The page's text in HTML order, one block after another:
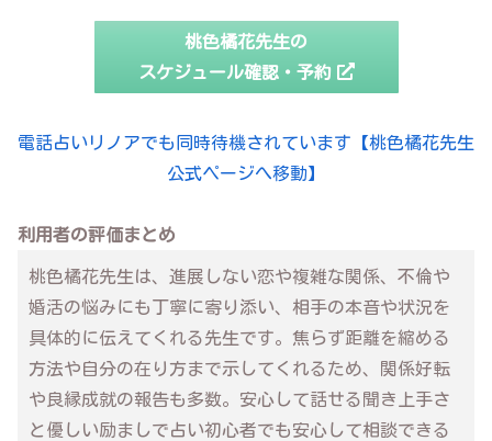
桃色橘花先生の
スケジュール確認・予約
電話占いリノアでも同時待機されています【桃色橘花先生
公式ページへ移動】
利用者の評価まとめ
桃色橘花先生は、進展しない恋や複雑な関係、不倫や
婚活の悩みにも丁寧に寄り添い、相手の本音や状況を
具体的に伝えてくれる先生です。焦らず距離を縮める
方法や自分の在り方まで示してくれるため、関係好転
や良縁成就の報告も多数。安心して話せる聞き上手さ
と優しい励ましで占い初心者でも安心して相談できる